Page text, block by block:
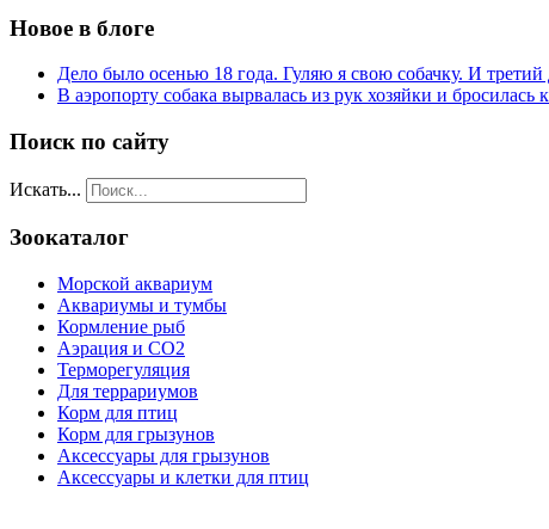
Новое в блоге
Дело было осенью 18 года. Гуляю я свою собачку. И третий
В аэропорту собака вырвалась из рук хозяйки и бросилась
Поиск по сайту
Искать...
Зоокаталог
Морской аквариум
Аквариумы и тумбы
Кормление рыб
Аэрация и СО2
Терморегуляция
Для террариумов
Корм для птиц
Корм для грызунов
Аксессуары для грызунов
Аксессуары и клетки для птиц